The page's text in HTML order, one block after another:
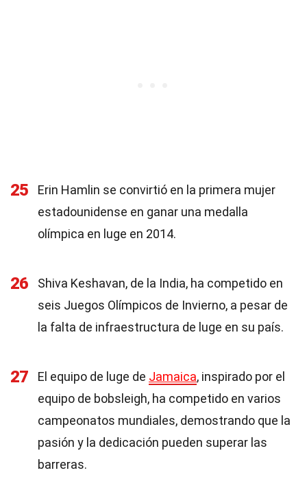
25
Erin Hamlin se convirtió en la primera mujer
estadounidense en ganar una medalla
olímpica en luge en 2014.
26
Shiva Keshavan, de la India, ha competido en
seis Juegos Olímpicos de Invierno, a pesar de
la falta de infraestructura de luge en su país.
27 El equipo de luge de Jamaica, inspirado por el
equipo de bobsleigh, ha competido en varios
campeonatos mundiales, demostrando que la
pasión y la dedicación pueden superar las
barreras.